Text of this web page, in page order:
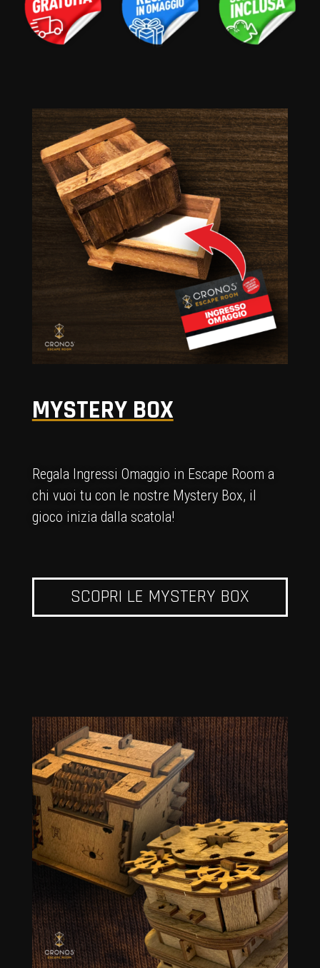
MYSTERY BOX
Regala Ingressi Omaggio in Escape Room a
chi vuoi tu con le nostre Mystery Box, il
gioco inizia dalla scatola!
SCOPRI LE MYSTERY BOX